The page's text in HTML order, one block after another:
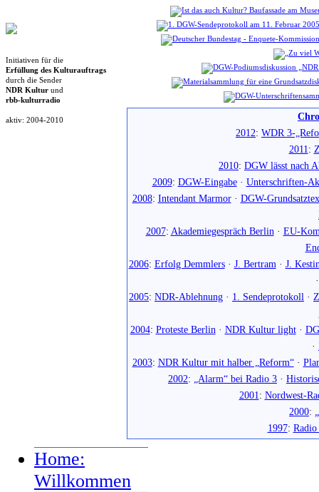
Initiativen für die
Erfüllung des Kulturauftrags
durch die Sender
NDR Kultur und
rbb-kulturradio
aktiv: 2004-2010
2012: WDR 3-
2011:
2010: DGW lässt nach
2009: DGW-Eingabe· Unterschriften-
2008: Intendant Marmor· DGW-
2007: Akademiegespräch Berlin · EU-
2006: Erfolg Demmlers· J. Bertram · J.
2005: NDR-Ablehnung · 1. Sendeprotokoll ·
2004: Proteste Berlin · NDR Kultur light·
·
2003: NDR Kultur mit halber „Reform“·
2002: „Alarm“ bei Radio 3 ·
2001: Nordwest-
2000:
1997:
Home:
Willkommen